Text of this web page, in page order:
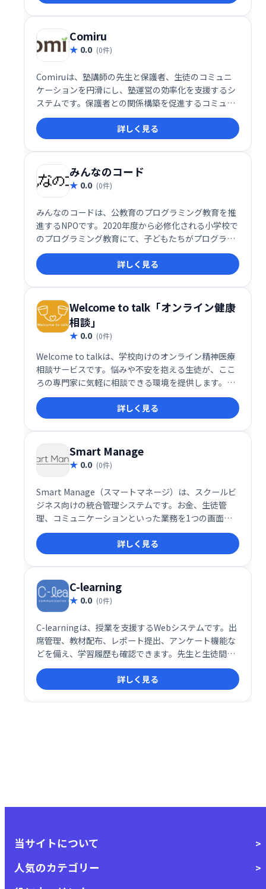
Comiru
0.0 (0件)
Comiruは、塾講師の先生と保護者、生徒のコミュニ
ケーションを円滑にし、塾運営の効率化を支援するシ
ステムです。保護者との関係構築を促進するコミュニ
ケーション機能と、業務改善機能を提供することで、
先生は生徒により深く向き合い、質の高い教育を提供
できます。
詳しく見る
みんなのコード
0.0 (0件)
みんなのコードは、公教育のプログラミング教育を推
進するNPOです。2020年度から必修化される小学校で
のプログラミング教育にて、子どもたちがプログラミ
ングを楽しめる授業が日本中に広まるよう、学校の先
生等への支援を企業・行政と協力しながら実施してい
ます。
詳しく見る
Welcome to talk「オンライン健康
相談」
0.0 (0件)
Welcome to talkは、学校向けのオンライン精神医療
相談サービスです。悩みや不安を抱える生徒が、ここ
ろの専門家に気軽に相談できる環境を提供します。オ
ンラインで手軽に利用でき、プライバシーにも配慮し
た安心できるサービスです。専門家の的確なアドバイ
スで、生徒たちの心身の健康をサポートします。
詳しく見る
Smart Manage
0.0 (0件)
Smart Manage（スマートマネージ）は、スクールビ
ジネス向けの統合管理システムです。お金、生徒管
理、コミュニケーションといった業務を1つの画面で
一元管理し、大幅なコスト削減を実現します。業務効
率化と生産性向上に貢献します。
詳しく見る
C-learning
0.0 (0件)
C-learningは、授業を支援するWebシステムです。出
席管理、教材配布、レポート提出、アンケート機能な
どを備え、学習履歴も確認できます。先生と生徒間の
コミュニケーションを円滑にし、効率的な学習環境を
提供します。
詳しく見る
当サイトについて
人気のカテゴリー